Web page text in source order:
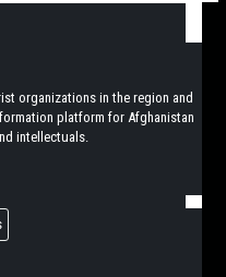
organizations in the region and
platform for Afghanistan
intellectuals.